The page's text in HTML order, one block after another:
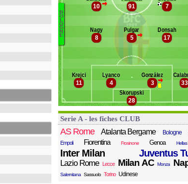
Pasalic
PessinaBanc des remplaçants Bologne
Dzemaili
Helander
Mbaye
Palacio
Paz
Poli
Soriano
Valencia
Da Costa
B
O
L
O
G
N
E
28
Skorupski
33
>
3
González
4
Lyanco
11
Krejci
17
Donsah
>
5
Pulgar
8
Nagy
7
91
>
10
Serie A - les fiches CLUB
AS Rome Atalanta Bergame Bologne
Empoli
Fiorentina Frosinone Genoa
Inter Milan Juventus
Lazio Rome Lecce Milan AC Monza
Salernitana Sassuolo Torino Udinese